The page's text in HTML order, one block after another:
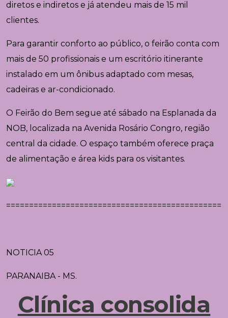
diretos e indiretos e já atendeu mais de 15 mil
clientes.
Para garantir conforto ao público, o feirão conta com
mais de 50 profissionais e um escritório itinerante
instalado em um ônibus adaptado com mesas,
cadeiras e ar-condicionado.
O Feirão do Bem segue até sábado na Esplanada da
NOB, localizada na Avenida Rosário Congro, região
central da cidade. O espaço também oferece praça
de alimentação e área kids para os visitantes.
NOTICIA 05
PARANAIBA - MS.
Clínica consolida